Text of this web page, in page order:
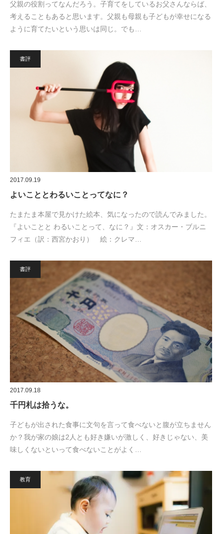
父親の役割ってなんだろう。子育てをしているお父さんならば、
考えることもあると思います。父親も母親も子どもが幸せになる
ように育てたいという思いは同じ。でも…
書評
2017.09.19
よいこととわるいことってなに？
たまたま本屋で見かけた絵本、気になったので読んでみました。
『よいことと わるいことって、なに？』文：オスカー・ブルニ
フィエ（訳：西宮かおり） 絵：クレマ…
書評
2017.09.18
千円札は拾うな。
子どもが出された食事に文句を言って食べないと腹が立ちません
か？我が家の娘は2人とも好き嫌いが激しく、好きじゃない、美
味しくないといって食べないことがよく…
教育